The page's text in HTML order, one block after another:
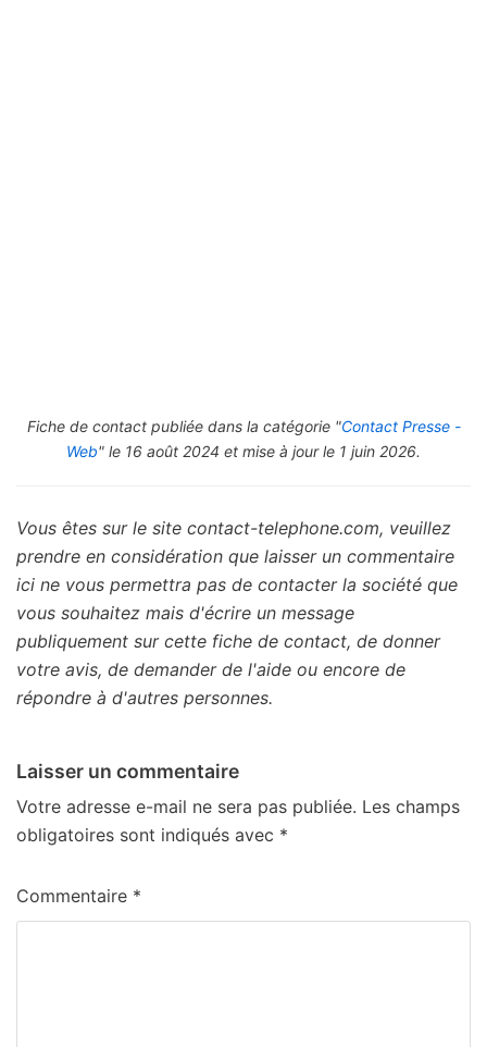
Fiche de contact publiée dans la catégorie "Contact Presse -
Web" le 16 août 2024 et mise à jour le 1 juin 2026.
Vous êtes sur le site contact-telephone.com, veuillez
prendre en considération que laisser un commentaire
ici ne vous permettra pas de contacter la société que
vous souhaitez mais d'écrire un message
publiquement sur cette fiche de contact, de donner
votre avis, de demander de l'aide ou encore de
répondre à d'autres personnes.
Laisser un commentaire
Votre adresse e-mail ne sera pas publiée. Les champs
obligatoires sont indiqués avec *
Commentaire *